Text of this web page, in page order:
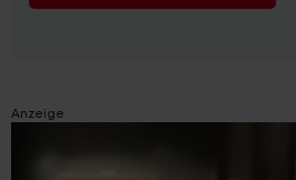
Anzeige